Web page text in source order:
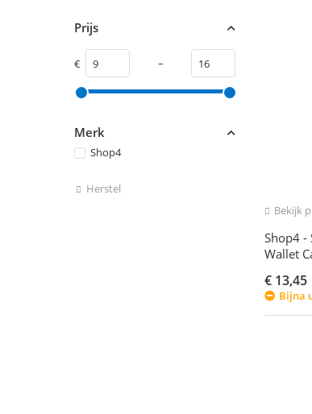
Prijs
€ –
Merk
Shop4
Herstel
Bekijk
Shop4 -
Wallet
€ 13,45
Bijna